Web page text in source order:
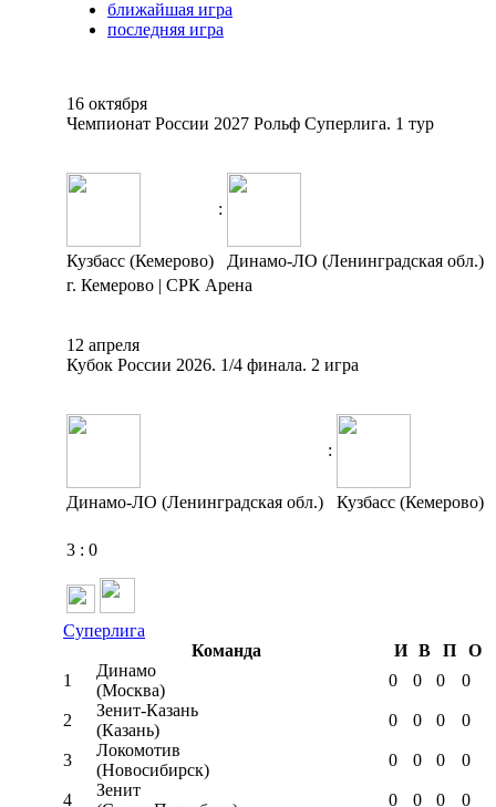
ближайшая игра
последняя игра
16 октября
Чемпионат России 2027 Рольф Суперлига. 1 тур
:
Кузбасс (Кемерово)
Динамо-ЛО (Ленинградская обл.)
г. Кемерово | СРК Арена
12 апреля
Кубок России 2026. 1/4 финала. 2 игра
:
Динамо-ЛО (Ленинградская обл.) Кузбасс (Кемерово)
3 : 0
Суперлига
Команда
И В П
О
1
Динамо
(Москва)
0 0 0 0
2
Зенит-Казань
(Казань)
0 0 0 0
3
Локомотив
(Новосибирск)
0 0 0 0
4
Зенит
0 0 0 0